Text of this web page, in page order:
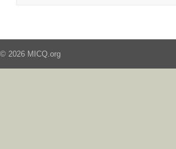
© 2026 MICQ.org